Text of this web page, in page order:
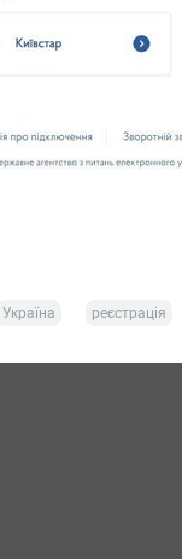
Україна реєстрація